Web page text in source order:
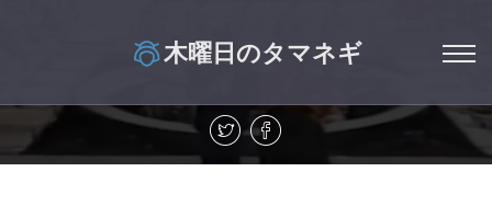
木曜日のタマネギ